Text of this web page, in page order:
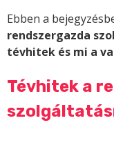
Ebben a
rendszergazda
tévhitek és mi a
Tévhitek a